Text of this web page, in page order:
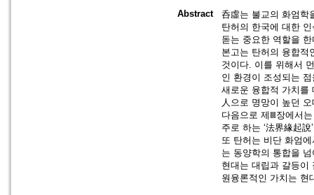
Abstract
呑虛는 불교의 화엄학
탄허의 한국에 대한
돋는 중요한 역할을 한
본고는 탄허의 융합적
것이다. 이를 위해서
인 환경이 조성되는
새로운 융합적 가치를
人으로 명망이 높던
다음으로 제Ⅲ장에서
주로 하는 ‘法界緣起
또 탄허는 비단 화엄
는 동양학의 통합을
현대는 대립과 갈등이
원융론적인 가치는 현